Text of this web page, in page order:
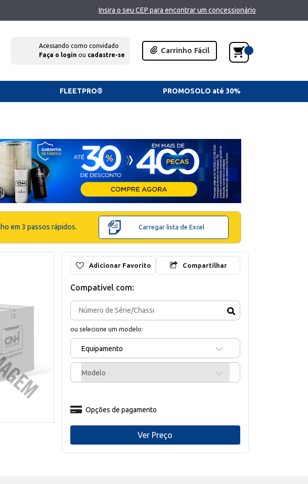
Insira o seu CEP para encontrar um concessionário
Acessando como convidado
Faça o login ou cadastre-se
Carrinho Fácil
FLEETPRO® PROMOSOLO até 30%
em 3 passos rápidos. Carregar lista de Excel
Adicionar Favorito Compartilhar
Compativel com:
ou selecione um modelo:
Equipamento
Modelo
Opções de pagamento
Ver Preço